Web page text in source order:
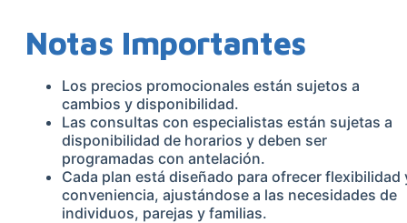
Notas Importantes
Los precios promocionales están sujetos a
cambios y disponibilidad.
Las consultas con especialistas están sujetas a
disponibilidad de horarios y deben ser
programadas con antelación.
Cada plan está diseñado para ofrecer flexibilidad
conveniencia, ajustándose a las necesidades de
individuos, parejas y familias.